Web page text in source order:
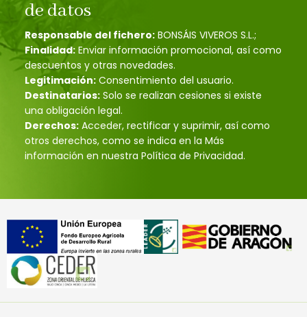
de datos
Responsable del fichero: BONSÁIS VIVEROS S.L.;
Finalidad: Enviar información promocional, así como
descuentos y otras novedades.
Legitimación: Consentimiento del usuario.
Destinatarios: Solo se realizan cesiones si existe
una obligación legal.
Derechos: Acceder, rectificar y suprimir, así como
otros derechos, como se indica en la Más
información en nuestra Política de Privacidad.